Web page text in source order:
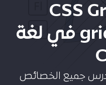
CSS
عناصر حاوية grid في لغة
جميع الخصائص